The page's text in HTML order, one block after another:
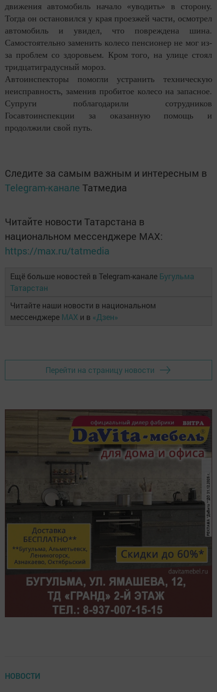
движения автомобиль начало «уводить» в сторону.
Тогда он остановился у края проезжей части, осмотрел
автомобиль и увидел, что повреждена шина.
Самостоятельно заменить колесо пенсионер не мог из-
за проблем со здоровьем. Кром того, на улице стоял
тридцатиградусный мороз.
Автоинспекторы помогли устранить техническую
неисправность, заменив пробитое колесо на запасное.
Супруги поблагодарили сотрудников
Госавтоинспекции за оказанную помощь и
продолжили свой путь.
Следите за самым важным и интересным в
Telegram-канале Татмедиа
Читайте новости Татарстана в
национальном мессенджере MАХ:
https://max.ru/tatmedia
Ещё больше новостей в Telegram-канале Бугульма
Татарстан
Читайте наши новости в национальном
мессенджере MAX и в «Дзен»
Перейти на страницу новости
НОВОСТИ